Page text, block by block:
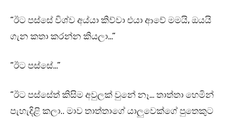
“ඊට පස්සේ විශ්ව අය්යා කිව්වා එයා ආවේ මමයි, ඔයයි
ගැන කතා කරන්න කියලා…”
“ඊට පස්සේ…”
“ඊට පස්සේත් කිසිම අවුලක් වුනේ නෑ… තාත්තා හෙමින්
පැහැදිළි කලා.. මාව තාත්තාගේ යාලුවෙක්ගේ පුතෙකුට